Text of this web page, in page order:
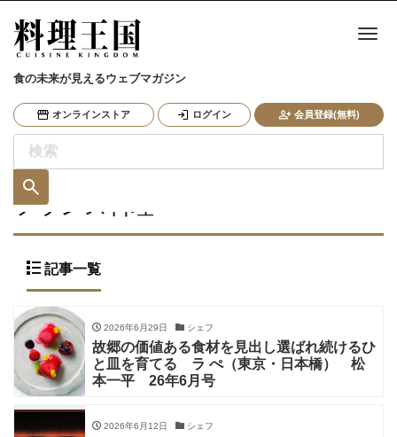
食の未来が見えるウェブマガジン
オンラインストア ログイン 会員登録(無料)
ナ
フランス料理
記事一覧
2026年6月29日 シェフ
故郷の価値ある食材を見出し選ばれ続けるひ
と皿を育てる ラ ぺ（東京・日本橋） 松
本一平 26年6月号
2026年6月12日 シェフ